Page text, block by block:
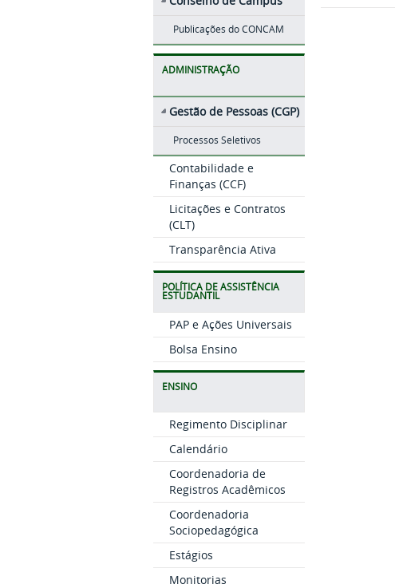
Publicações do CONCAM
ADMINISTRAÇÃO
Gestão de Pessoas (CGP)
Processos Seletivos
Contabilidade e
Finanças (CCF)
Licitações e Contratos
(CLT)
Transparência Ativa
POLÍTICA DE ASSISTÊNCIA
ESTUDANTIL
PAP e Ações Universais
Bolsa Ensino
ENSINO
Regimento Disciplinar
Calendário
Coordenadoria de
Registros Acadêmicos
Coordenadoria
Sociopedagógica
Estágios
Monitorias